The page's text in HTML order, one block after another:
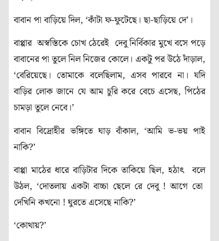
বাবান পা বাড়িয়ে দিল, ‘কাঁটা ফ-ফুটেছে। ছা-ছাড়িয়ে দে’।
বাপ্পার অস্বস্তিকে চোখ ঠেরেই দেবু নির্বিকার মুখে বসে পড়ে
বাবানের পা তুলে নিল নিজের কোলে। একটু পর উঠে দাঁড়াল,
‘বেরিয়েছে। তোমাকে বলেছিলাম, এসব পারবে না। যদি
বাড়ির লোক জানে যে আম চুরি করে বেচে এসেছ, পিঠের
চামড়া তুলে নেবে।’
বাবান বিদ্রোহীরভঙ্গিতে ঘাড় বাঁকাল, ‘আমি ভ-ভয় পাই
নাকি?’
বাপ্পা মাঠের ধারে বাড়িটার দিকে তাকিয়ে ছিল, হঠাৎ বলে
উঠল, ‘দোতলায় একটা বাচ্চা ছেলে রে দেবু ! আগে তো
দেখিনি কখনো ! ঘুরতে এসেছে নাকি?’
‘কোথায়?’